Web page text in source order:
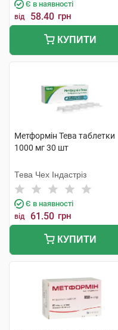
Є в наявності
від 58.40 грн
КУПИТИ
Метформін Тева таблетки
1000 мг 30 шт
Тева Чех Індастріз
Є в наявності
від 61.50 грн
КУПИТИ